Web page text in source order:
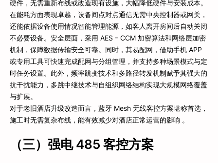
硬件，无需重新布线或改造现有设施，大幅降低硬件与安装成本。
在能耗方面表现卓越，设备间点对点通信无需中央控制器或网关，
还能依据设备使用情况智能管理能源，如客人离开房间后自动关闭
不必要设备。安全层面，采用 AES – CCM 加密算法和网络层加密
机制，保障数据传输安全可靠。同时，其易配网，借助手机 APP
或专用工具可快速完成配网与分组管理，并支持多种场景模式与定
时任务设置。此外，频率跳变技术和多路径转发机制赋予其强大的
抗干扰能力，多跳中继技术与自组织网络结构实现大规模网络覆盖
与扩展。
对于老旧酒店升级改造而言，蓝牙 Mesh 无线客控方案堪称首选，
施工时无需复杂布线，能有效减少对酒店正常运营的影响 。
（三）强电 485 客控方案